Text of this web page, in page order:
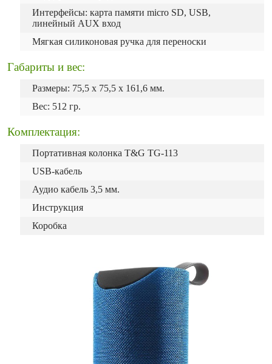
Интерфейсы: карта памяти micro SD, USB,
линейный AUX вход
Мягкая силиконовая ручка для переноски
Габариты и вес:
Размеры: 75,5 х 75,5 х 161,6 мм.
Вес: 512 гр.
Комплектация:
Портативная колонка T&G TG-113
USB-кабель
Аудио кабель 3,5 мм.
Инструкция
Коробка